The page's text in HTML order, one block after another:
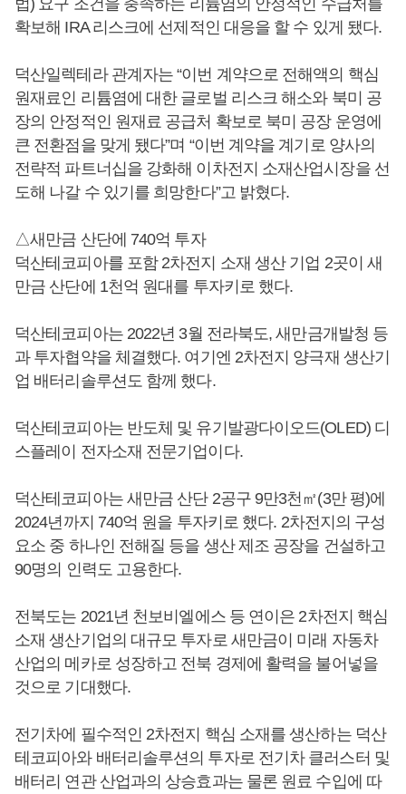
확보해 IRA 리스크에 선제적인 대응을 할 수 있게 됐다.
덕산일렉테라 관계자는 “이번 계약으로 전해액의 핵심
원재료인 리튬염에 대한 글로벌 리스크 해소와 북미 공
장의 안정적인 원재료 공급처 확보로 북미 공장 운영에
큰 전환점을 맞게 됐다”며 “이번 계약을 계기로 양사의
전략적 파트너십을 강화해 이차전지 소재산업시장을 선
도해 나갈 수 있기를 희망한다”고 밝혔다.
△새만금 산단에 740억 투자
덕산테코피아를 포함 2차전지 소재 생산 기업 2곳이 새
만금 산단에 1천억 원대를 투자키로 했다.
덕산테코피아는 2022년 3월 전라북도, 새만금개발청 등
과 투자협약을 체결했다. 여기엔 2차전지 양극재 생산기
업 배터리솔루션도 함께 했다.
덕산테코피아는 반도체 및 유기발광다이오드(OLED) 디
스플레이 전자소재 전문기업이다.
덕산테코피아는 새만금 산단 2공구 9만3천㎡(3만 평)에
2024년까지 740억 원을 투자키로 했다. 2차전지의 구성
요소 중 하나인 전해질 등을 생산 제조 공장을 건설하고
90명의 인력도 고용한다.
전북도는 2021년 천보비엘에스 등 연이은 2차전지 핵심
소재 생산기업의 대규모 투자로 새만금이 미래 자동차
산업의 메카로 성장하고 전북 경제에 활력을 불어넣을
것으로 기대했다.
전기차에 필수적인 2차전지 핵심 소재를 생산하는 덕산
테코피아와 배터리솔루션의 투자로 전기차 클러스터 및
배터리 연관 산업과의 상승효과는 물론 원료 수입에 따